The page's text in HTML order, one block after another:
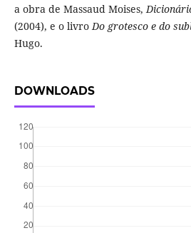
a obra de Massaud Moises,
(2004), e o livroDo grotesco e do
Hugo.
DOWNLOADS